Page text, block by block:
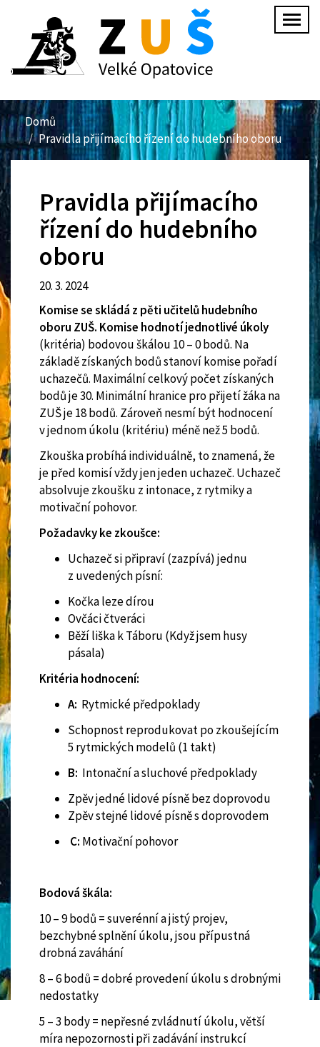
hlavnímu
obsahu
Domů
Pravidla přijímacího řízení do hudebního oboru
Pravidla přijímacího
řízení do hudebního
oboru
20. 3. 2024
Komise se skládá z pěti učitelů hudebního
oboru ZUŠ. Komise hodnotí jednotlivé úkoly
(kritéria) bodovou škálou 10 – 0 bodů. Na
základě získaných bodů stanoví komise pořadí
uchazečů. Maximální celkový počet získaných
bodů je 30. Minimální hranice pro přijetí žáka na
ZUŠ je 18 bodů. Zároveň nesmí být hodnocení
v jednom úkolu (kritériu) méně než 5 bodů.
Zkouška probíhá individuálně, to znamená, že
je před komisí vždy jen jeden uchazeč. Uchazeč
absolvuje zkoušku z intonace, z rytmiky a
motivační pohovor.
Požadavky ke zkoušce:
Uchazeč si připraví (zazpívá) jednu
z uvedených písní:
Kočka leze dírou
Ovčáci čtveráci
Běží liška k Táboru (Když jsem husy
pásala)
Kritéria hodnocení:
A: Rytmické předpoklady
Schopnost reprodukovat po zkoušejícím
5 rytmických modelů (1 takt)
B: Intonační a sluchové předpoklady
Zpěv jedné lidové písně bez doprovodu
Zpěv stejné lidové písně s doprovodem
C: Motivační pohovor
Bodová škála:
10 – 9 bodů = suverénní a jistý projev,
bezchybné splnění úkolu, jsou přípustná
drobná zaváhání
8 – 6 bodů = dobré provedení úkolu s drobnými
nedostatky
5 – 3 body = nepřesné zvládnutí úkolu, větší
míra nepozornosti při zadávání instrukcí